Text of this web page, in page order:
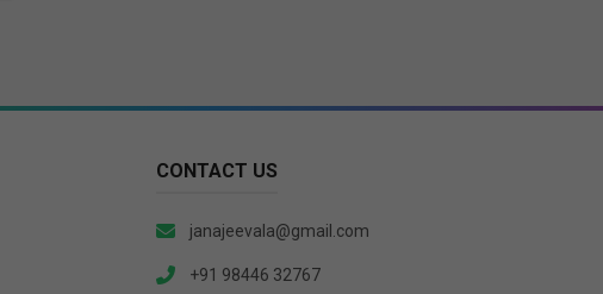
CONTACT US
janajeevala@gmail.com
+91 98446 32767